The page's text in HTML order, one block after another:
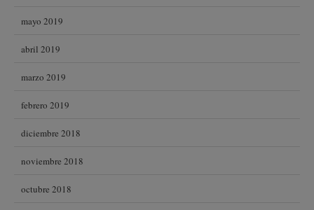
mayo 2019
abril 2019
marzo 2019
febrero 2019
diciembre 2018
noviembre 2018
octubre 2018